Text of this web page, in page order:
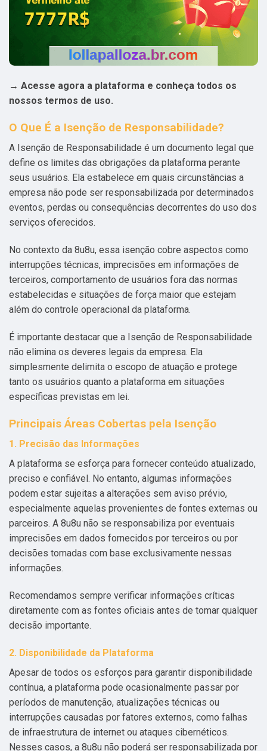
→ Acesse agora a plataforma e conheça todos os
nossos termos de uso.
O Que É a Isenção de Responsabilidade?
A Isenção de Responsabilidade é um documento legal que
define os limites das obrigações da plataforma perante
seus usuários. Ela estabelece em quais circunstâncias a
empresa não pode ser responsabilizada por determinados
eventos, perdas ou consequências decorrentes do uso dos
serviços oferecidos.
No contexto da 8u8u, essa isenção cobre aspectos como
interrupções técnicas, imprecisões em informações de
terceiros, comportamento de usuários fora das normas
estabelecidas e situações de força maior que estejam
além do controle operacional da plataforma.
É importante destacar que a Isenção de Responsabilidade
não elimina os deveres legais da empresa. Ela
simplesmente delimita o escopo de atuação e protege
tanto os usuários quanto a plataforma em situações
específicas previstas em lei.
Principais Áreas Cobertas pela Isenção
1. Precisão das Informações
A plataforma se esforça para fornecer conteúdo atualizado,
preciso e confiável. No entanto, algumas informações
podem estar sujeitas a alterações sem aviso prévio,
especialmente aquelas provenientes de fontes externas ou
parceiros. A 8u8u não se responsabiliza por eventuais
imprecisões em dados fornecidos por terceiros ou por
decisões tomadas com base exclusivamente nessas
informações.
Recomendamos sempre verificar informações críticas
diretamente com as fontes oficiais antes de tomar qualquer
decisão importante.
2. Disponibilidade da Plataforma
Apesar de todos os esforços para garantir disponibilidade
contínua, a plataforma pode ocasionalmente passar por
períodos de manutenção, atualizações técnicas ou
interrupções causadas por fatores externos, como falhas
de infraestrutura de internet ou ataques cibernéticos.
Nesses casos, a 8u8u não poderá ser responsabilizada por